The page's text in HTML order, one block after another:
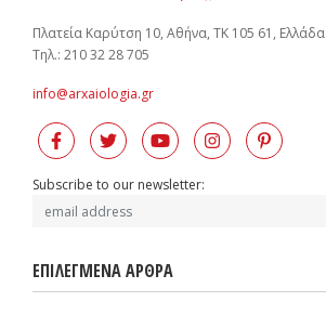
Πλατεία Καρύτση 10, Αθήνα, ΤΚ 105 61, Ελλάδα
Tηλ.: 210 32 28 705
info@arxaiologia.gr
Subscribe to our newsletter:
ΕΠΙΛΕΓΜΕΝΑ ΑΡΘΡΑ